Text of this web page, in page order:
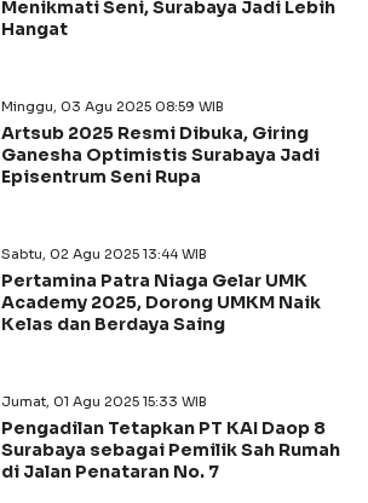
Menikmati Seni, Surabaya Jadi Lebih
Hangat
Minggu, 03 Agu 2025 08:59 WIB
Artsub 2025 Resmi Dibuka, Giring
Ganesha Optimistis Surabaya Jadi
Episentrum Seni Rupa
Sabtu, 02 Agu 2025 13:44 WIB
Pertamina Patra Niaga Gelar UMK
Academy 2025, Dorong UMKM Naik
Kelas dan Berdaya Saing
Jumat, 01 Agu 2025 15:33 WIB
Pengadilan Tetapkan PT KAI Daop 8
Surabaya sebagai Pemilik Sah Rumah
di Jalan Penataran No. 7